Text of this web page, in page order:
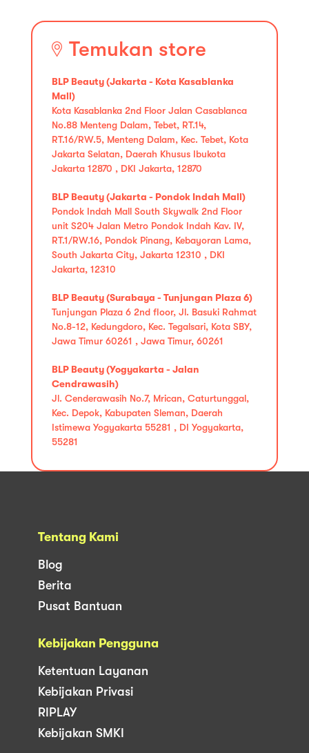
Temukan store
BLP Beauty (Jakarta - Kota Kasablanka
Mall)
Kota Kasablanka 2nd Floor Jalan Casablanca
No.88 Menteng Dalam, Tebet, RT.14,
RT.16/RW.5, Menteng Dalam, Kec. Tebet, Kota
Jakarta Selatan, Daerah Khusus Ibukota
Jakarta 12870 , DKI Jakarta, 12870
BLP Beauty (Jakarta - Pondok Indah Mall)
Pondok Indah Mall South Skywalk 2nd Floor
unit S204 Jalan Metro Pondok Indah Kav. IV,
RT.1/RW.16, Pondok Pinang, Kebayoran Lama,
South Jakarta City, Jakarta 12310 , DKI
Jakarta, 12310
BLP Beauty (Surabaya - Tunjungan Plaza 6)
Tunjungan Plaza 6 2nd floor, Jl. Basuki Rahmat
No.8-12, Kedungdoro, Kec. Tegalsari, Kota SBY,
Jawa Timur 60261 , Jawa Timur, 60261
BLP Beauty (Yogyakarta - Jalan
Cendrawasih)
Jl. Cenderawasih No.7, Mrican, Caturtunggal,
Kec. Depok, Kabupaten Sleman, Daerah
Istimewa Yogyakarta 55281 , DI Yogyakarta,
55281
Tentang Kami
Blog
Berita
Pusat Bantuan
Kebijakan Pengguna
Ketentuan Layanan
Kebijakan Privasi
RIPLAY
Kebijakan SMKI